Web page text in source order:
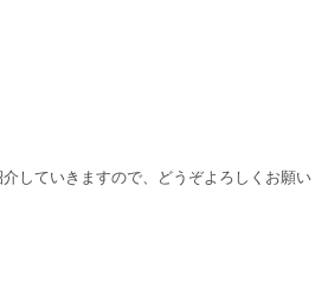
していきますので、どうぞよろしくお願い